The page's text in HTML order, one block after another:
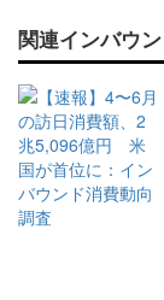
記
事
を
シ
ェ
関連インバウ